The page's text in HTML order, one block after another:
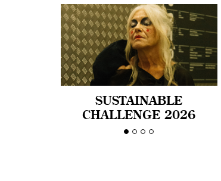
SUSTAINABLE
CHALLENGE 2026
CELEBRA LA